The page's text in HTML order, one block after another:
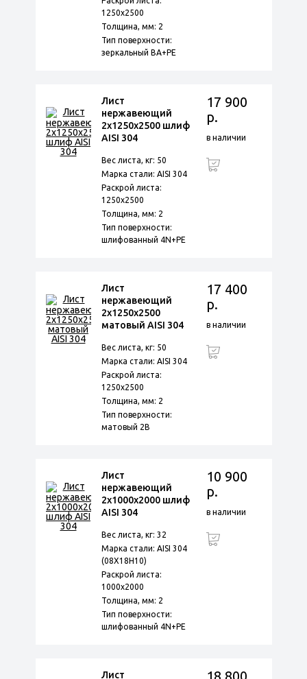
1250х2500
Толщина, мм: 2
Тип поверхности:
зеркальный BA+PE
Лист
нержавеющий
2х1250х2500 шлиф
AISI 304
Вес листа, кг: 50
Марка стали: AISI 304
Раскрой листа:
1250х2500
Толщина, мм: 2
Тип поверхности:
шлифованный 4N+PE
17 900
р.
в наличии
Лист
нержавеющий
2х1250х2500
матовый AISI 304
Вес листа, кг: 50
Марка стали: AISI 304
Раскрой листа:
1250х2500
Толщина, мм: 2
Тип поверхности:
матовый 2B
17 400
р.
в наличии
Лист
нержавеющий
2х1000х2000 шлиф
AISI 304
Вес листа, кг: 32
Марка стали: AISI 304
(08Х18Н10)
Раскрой листа:
1000х2000
Толщина, мм: 2
Тип поверхности:
шлифованный 4N+PE
10 900
р.
в наличии
Лист